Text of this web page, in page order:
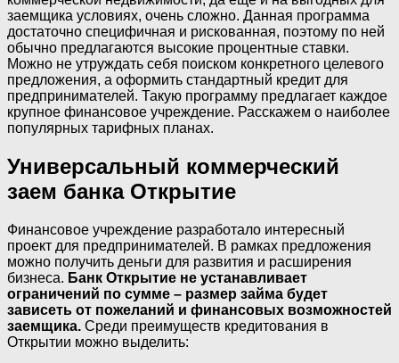
заемщика условиях, очень сложно. Данная программа
достаточно специфичная и рискованная, поэтому по ней
обычно предлагаются высокие процентные ставки.
Можно не утруждать себя поиском конкретного целевого
предложения, а оформить стандартный кредит для
предпринимателей. Такую программу предлагает каждое
крупное финансовое учреждение. Расскажем о наиболее
популярных тарифных планах.
Универсальный коммерческий
заем банка Открытие
Финансовое учреждение разработало интересный
проект для предпринимателей. В рамках предложения
можно получить деньги для развития и расширения
бизнеса. Банк Открытие не устанавливает
ограничений по сумме – размер займа будет
зависеть от пожеланий и финансовых возможностей
заемщика. Среди преимуществ кредитования в
Открытии можно выделить: